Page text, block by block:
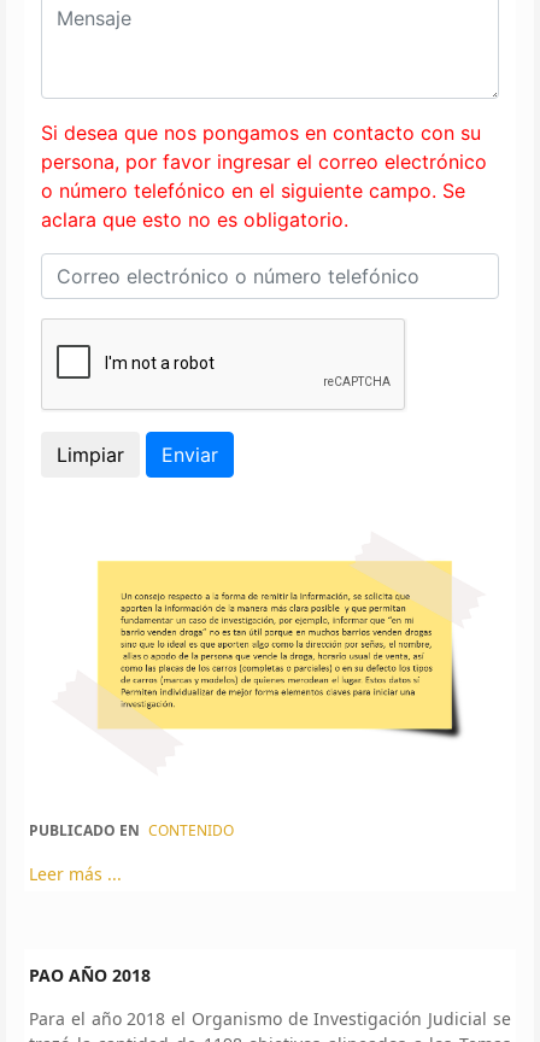
PUBLICADO EN CONTENIDO
Leer más ...
PAO AÑO 2018
Para el año 2018 el Organismo de Investigación Judicial se